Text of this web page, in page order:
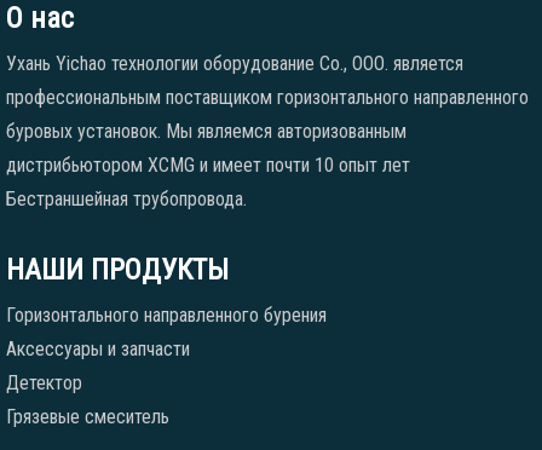
О нас
Ухань Yichao технологии оборудование Co., ООО. является
профессиональным поставщиком горизонтального направленного
буровых установок. Мы являемся авторизованным
дистрибьютором XCMG и имеет почти 10 опыт лет
Бестраншейная трубопровода.
НАШИ ПРОДУКТЫ
Горизонтального направленного бурения
Аксессуары и запчасти
Детектор
Грязевые смеситель